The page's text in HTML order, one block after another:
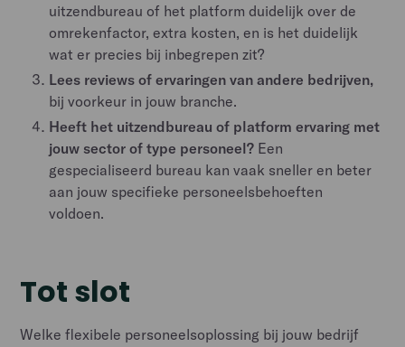
uitzendbureau of het platform duidelijk over de
omrekenfactor, extra kosten, en is het duidelijk
wat er precies bij inbegrepen zit?
Lees reviews of ervaringen van andere bedrijven,
bij voorkeur in jouw branche.
Heeft het uitzendbureau of platform ervaring met
jouw sector of type personeel? Een
gespecialiseerd bureau kan vaak sneller en beter
aan jouw specifieke personeelsbehoeften
voldoen.
Tot slot
Welke flexibele personeelsoplossing bij jouw bedrijf